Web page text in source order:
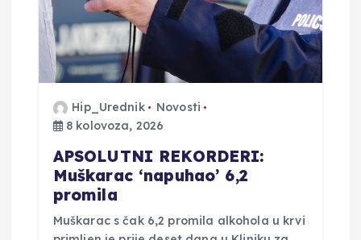
a
Hip_Urednik
Novosti
8 kolovoza, 2026
APSOLUTNI REKORDERI:
Muškarac ‘napuhao’ 6,2
promila
Muškarac s čak 6,2 promila alkohola u krvi